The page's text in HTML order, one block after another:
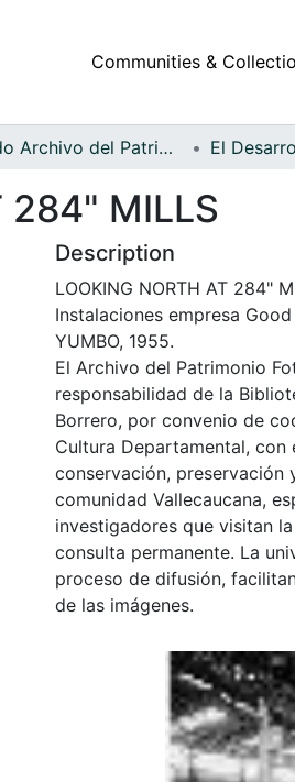
Communities &
Fondo Archivo del Patrimonio Fotográfico y Fílmico del Valle del Cauca El
284" MILLS
Description
LOOKING NORTH AT 284"
Instalaciones empresa Good
YUMBO, 1955.
El Archivo del Patrimonio
responsabilidad de la
Borrero, por convenio de
Cultura Departamental, con
conservación, preservación
comunidad Vallecaucana,
investigadores que visitan
consulta permanente. La
proceso de difusión,
de las imágenes.